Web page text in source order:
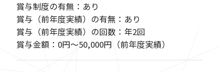
賞与制度の有無：あり
賞与（前年度実績）の有無：あり
賞与（前年度実績）の回数：年2回
賞与金額：0円〜50,000円（前年度実績）